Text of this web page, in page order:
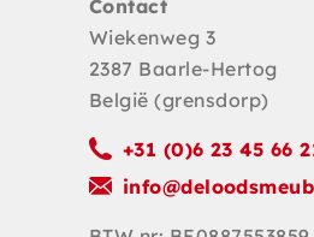
Contact
Wiekenweg 3
2387 Baarle-Hertog
België (grensdorp)
+31 (0)6 23 45 66